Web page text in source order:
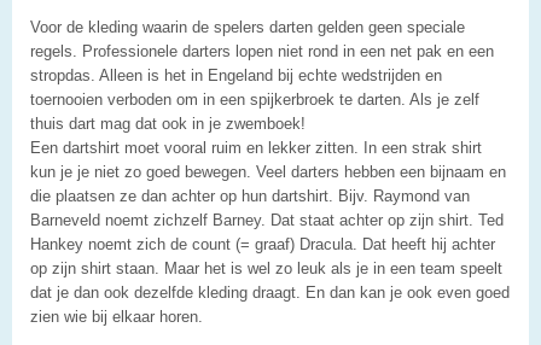
Voor de kleding waarin de spelers darten gelden geen speciale
regels. Professionele darters lopen niet rond in een net pak en een
stropdas. Alleen is het in Engeland bij echte wedstrijden en
toernooien verboden om in een spijkerbroek te darten. Als je zelf
thuis dart mag dat ook in je zwemboek!
Een dartshirt moet vooral ruim en lekker zitten. In een strak shirt
kun je je niet zo goed bewegen. Veel darters hebben een bijnaam en
die plaatsen ze dan achter op hun dartshirt. Bijv. Raymond van
Barneveld noemt zichzelf Barney. Dat staat achter op zijn shirt. Ted
Hankey noemt zich de count (= graaf) Dracula. Dat heeft hij achter
op zijn shirt staan. Maar het is wel zo leuk als je in een team speelt
dat je dan ook dezelfde kleding draagt. En dan kan je ook even goed
zien wie bij elkaar horen.